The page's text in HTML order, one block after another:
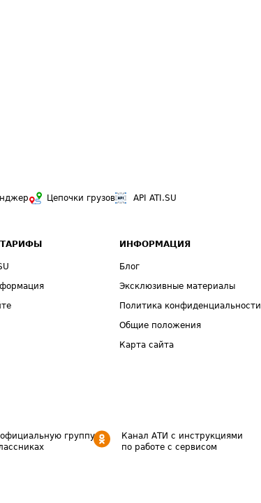
Цепочки грузов API ATI.SU
ИНФОРМАЦИЯ
Блог
Эксклюзивные материалы
Политика конфиденциальности
Общие положения
Карта сайта
официальную группу
Канал АТИ с инструкциями
по работе с сервисом